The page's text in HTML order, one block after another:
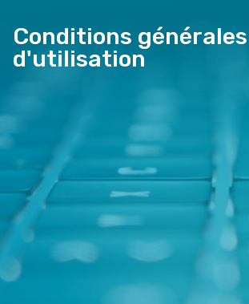
Conditions générales
d'utilisation